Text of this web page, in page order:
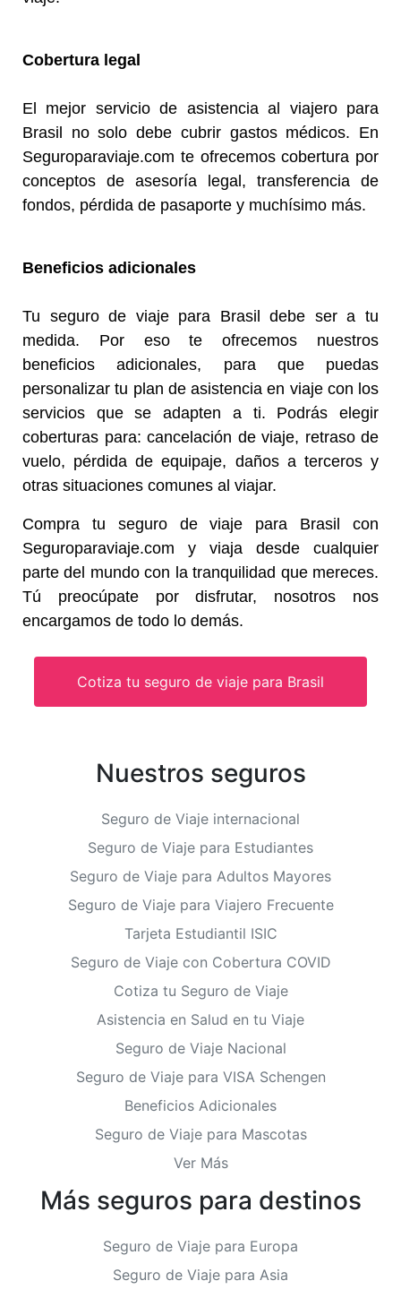
Cobertura legal
El mejor servicio de asistencia al viajero para
Brasil no solo debe cubrir gastos médicos. En
Seguroparaviaje.com te ofrecemos cobertura por
conceptos de asesoría legal, transferencia de
fondos, pérdida de pasaporte y muchísimo más.
Beneficios adicionales
Tu seguro de viaje para Brasil debe ser a tu
medida. Por eso te ofrecemos nuestros
beneficios adicionales, para que puedas
personalizar tu plan de asistencia en viaje con los
servicios que se adapten a ti. Podrás elegir
coberturas para: cancelación de viaje, retraso de
vuelo, pérdida de equipaje, daños a terceros y
otras situaciones comunes al viajar.
Compra tu seguro de viaje para Brasil con
Seguroparaviaje.com y viaja desde cualquier
parte del mundo con la tranquilidad que mereces.
Tú preocúpate por disfrutar, nosotros nos
encargamos de todo lo demás.
Cotiza tu seguro de viaje para Brasil
Nuestros seguros
Seguro de Viaje internacional
Seguro de Viaje para Estudiantes
Seguro de Viaje para Adultos Mayores
Seguro de Viaje para Viajero Frecuente
Tarjeta Estudiantil ISIC
Seguro de Viaje con Cobertura COVID
Cotiza tu Seguro de Viaje
Asistencia en Salud en tu Viaje
Seguro de Viaje Nacional
Seguro de Viaje para VISA Schengen
Beneficios Adicionales
Seguro de Viaje para Mascotas
Ver Más
Más seguros para destinos
Seguro de Viaje para Europa
Seguro de Viaje para Asia